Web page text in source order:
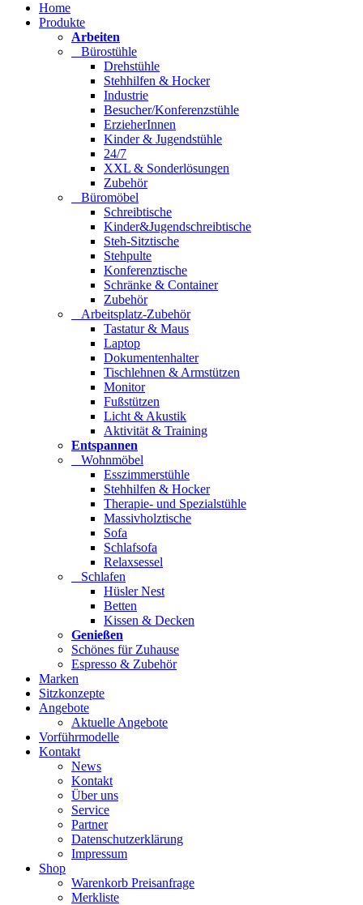
Home
Produkte
Arbeiten
Bürostühle
Drehstühle
Stehhilfen & Hocker
Industrie
Besucher/Konferenzstühle
ErzieherInnen
Kinder & Jugendstühle
24/7
XXL & Sonderlösungen
Zubehör
Büromöbel
Schreibtische
Kinder&Jugendschreibtische
Steh-Sitztische
Stehpulte
Konferenztische
Schränke & Container
Zubehör
Arbeitsplatz-Zubehör
Tastatur & Maus
Laptop
Dokumentenhalter
Tischlehnen & Armstützen
Monitor
Fußstützen
Licht & Akustik
Aktivität & Training
Entspannen
Wohnmöbel
Esszimmerstühle
Stehhilfen & Hocker
Therapie- und Spezialstühle
Massivholztische
Sofa
Schlafsofa
Relaxsessel
Schlafen
Hüsler Nest
Betten
Kissen & Decken
Genießen
Schönes für Zuhause
Espresso & Zubehör
Marken
Sitzkonzepte
Angebote
Aktuelle Angebote
Vorführmodelle
Kontakt
News
Kontakt
Über uns
Service
Partner
Datenschutzerklärung
Impressum
Shop
Warenkorb Preisanfrage
Merkliste